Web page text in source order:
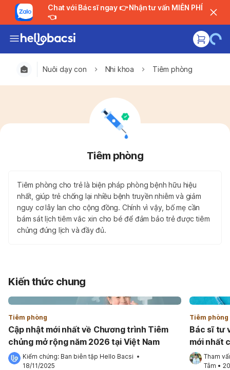
Chat với Bác sĩ ngay 👉 Nhận tư vấn MIỄN PHÍ
👈
Nuôi dạy con Nhi khoa Tiêm phòng
Tiêm phòng
Tiêm phòng cho trẻ là biện pháp phòng bệnh hữu hiệu
nhất, giúp trẻ chống lại nhiều bệnh truyền nhiễm và giảm
nguy cơ lây lan cho cộng đồng. Chính vì vậy, bố mẹ cần
bám sát lịch tiêm vắc xin cho bé để đảm bảo trẻ được tiêm
chủng đúng lịch và đầy đủ.
Kiến thức chung
Tiêm phòng
Cập nhật mới nhất về Chương trình Tiêm
chủng mở rộng năm 2026 tại Việt Nam
Kiểm chứng: Ban biên tập Hello Bacsi •
18/11/2025
Tiêm phòng
Bác sĩ tư
mới nhất
Tham
Tâm •